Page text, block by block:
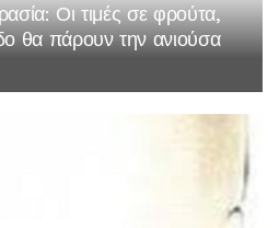
Οι τιμές σε φρούτα,
θα πάρουν την ανιούσα